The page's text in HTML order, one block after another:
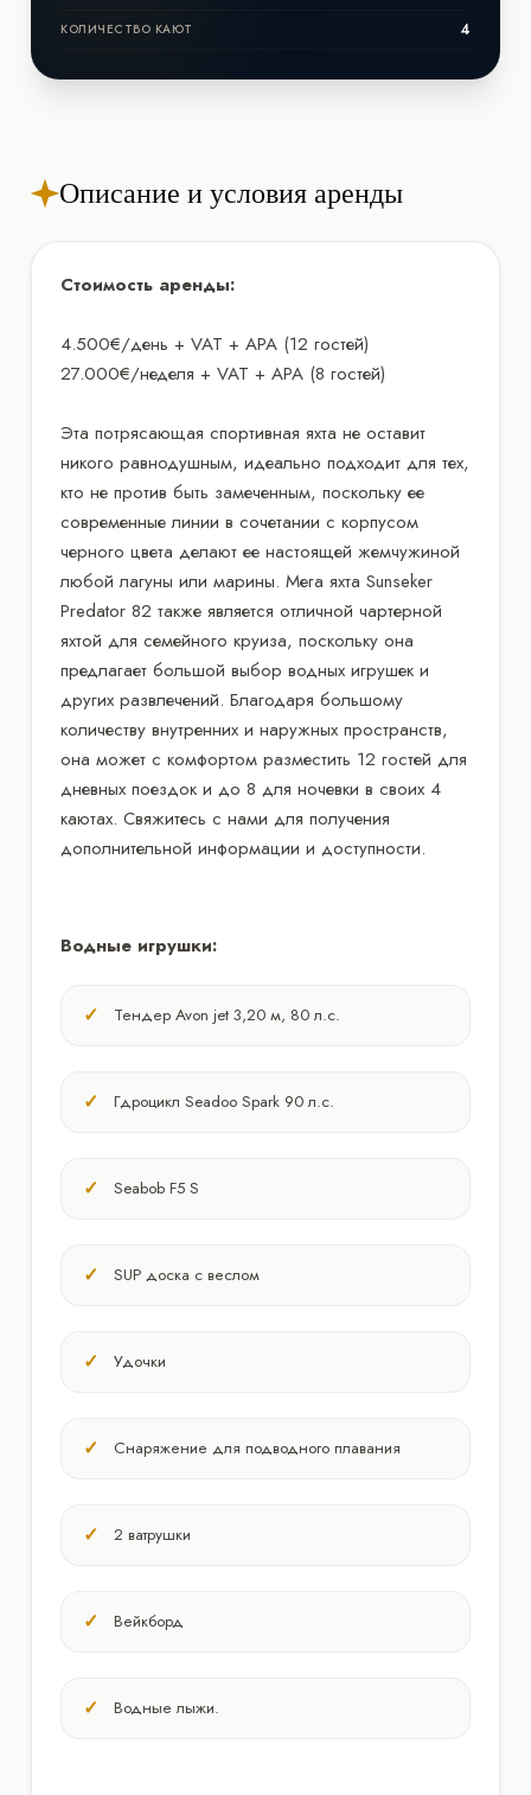
КОЛИЧЕСТВО КАЮТ 4
Описание и условия аренды
Стоимость аренды:
4.500€/день + VAT + APA (12 гостей)
27.000€/неделя + VAT + APA (8 гостей)
Эта потрясающая спортивная яхта не оставит
никого равнодушным, идеально подходит для тех,
кто не против быть замеченным, поскольку ее
современные линии в сочетании с корпусом
черного цвета делают ее настоящей жемчужиной
любой лагуны или марины. Мега яхта Sunseker
Predator 82 также является отличной чартерной
яхтой для семейного круиза, поскольку она
предлагает большой выбор водных игрушек и
других развлечений. Благодаря большому
количеству внутренних и наружных пространств,
она может с комфортом разместить 12 гостей для
дневных поездок и до 8 для ночевки в своих 4
каютах. Свяжитесь с нами для получения
дополнительной информации и доступности.
Водные игрушки:
Тендер Avon jet 3,20 м, 80 л.с.
Гдроцикл Seadoo Spark 90 л.с.
Seabob F5 S
SUP доска с веслом
Удочки
Снаряжение для подводного плавания
2 ватрушки
Вейкборд
Водные лыжи.